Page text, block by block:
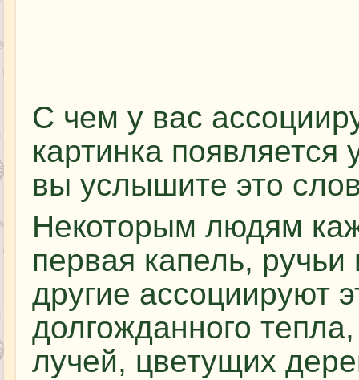
С чем у вас
картинка появляется
вы услышите это
Некоторым людям
первая капель,
другие ассоциируют
долгожданного
лучей, цветущих